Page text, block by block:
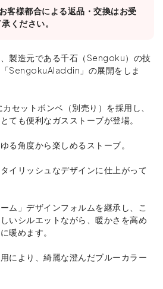
客様都合による返品・交換はお受
ください。
、製造元である千石（Sengoku）の技
SengokuAladdin」の展開をしま
セットボンベ（別売り）を採用し、
ても便利なガスストーブが登場。
る角度から楽しめるストーブ。
イリッシュなデザインに仕上がって
ム」デザインフォルムを継承し、こ
いシルエットながら、暖かさを高め
暖めます。
により、綺麗な澄んだブルーカラー